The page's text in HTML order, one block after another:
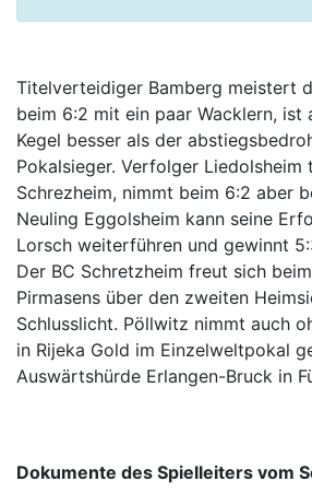
Titelverteidiger Bamberg meistert
beim 6:2 mit ein paar Wacklern, ist
Kegel besser als der
Pokalsieger. Verfolger Liedolsheim
Schrezheim, nimmt beim 6:2 aber
Neuling Eggolsheim kann seine
Lorsch weiterführen und gewinnt
Der BC Schretzheim freut sich
Pirmasens über den zweiten
Schlusslicht. Pöllwitz nimmt auch
in Rijeka Gold im Einzelweltpokal
Auswärtshürde Erlangen-Bruck in
Dokumente des Spielleiters vom